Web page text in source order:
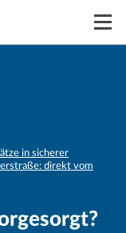
in sicherer
direkt vom